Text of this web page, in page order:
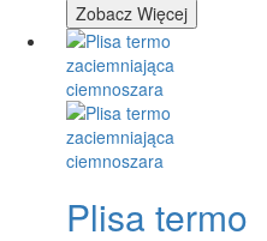
Zobacz Więcej
Plisa termo